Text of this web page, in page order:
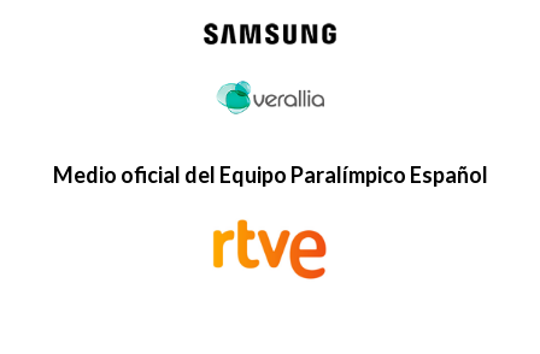
Medio oficial del Equipo Paralímpico Español